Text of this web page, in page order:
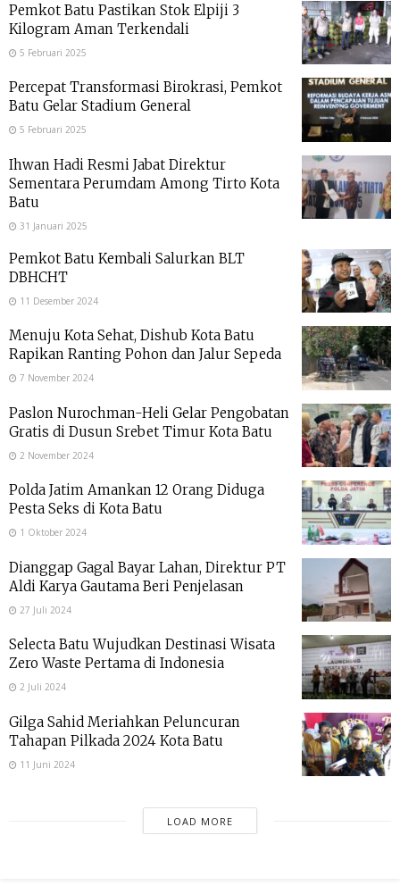
Pemkot Batu Pastikan Stok Elpiji 3
Kilogram Aman Terkendali
5 Februari 2025
Percepat Transformasi Birokrasi, Pemkot
Batu Gelar Stadium General
5 Februari 2025
Ihwan Hadi Resmi Jabat Direktur
Sementara Perumdam Among Tirto Kota
Batu
31 Januari 2025
Pemkot Batu Kembali Salurkan BLT
DBHCHT
11 Desember 2024
Menuju Kota Sehat, Dishub Kota Batu
Rapikan Ranting Pohon dan Jalur Sepeda
7 November 2024
Paslon Nurochman-Heli Gelar Pengobatan
Gratis di Dusun Srebet Timur Kota Batu
2 November 2024
Polda Jatim Amankan 12 Orang Diduga
Pesta Seks di Kota Batu
1 Oktober 2024
Dianggap Gagal Bayar Lahan, Direktur PT
Aldi Karya Gautama Beri Penjelasan
27 Juli 2024
Selecta Batu Wujudkan Destinasi Wisata
Zero Waste Pertama di Indonesia
2 Juli 2024
Gilga Sahid Meriahkan Peluncuran
Tahapan Pilkada 2024 Kota Batu
11 Juni 2024
LOAD MORE